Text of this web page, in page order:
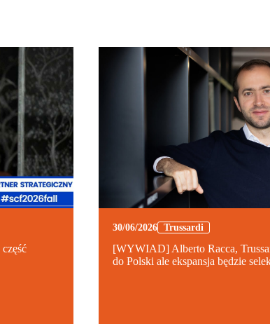
30/06/2026 Trussardi
[WYWIAD] Alberto Racca,
do Polski ale ekspansja będzie